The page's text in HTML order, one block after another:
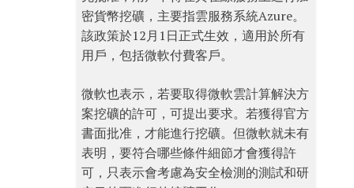
密貨幣挖礦，主要指雲服務系統Azure。
該政策於12月1日正式生效，適用於所有
用戶，包括微軟付費客戶。
微軟也表示，若要取得微軟雲計算解決方
案挖礦的許可，可提出要求。若獲得官方
書面批准，才能進行挖礦。但微軟就未有
表明，要符合哪些條件細節才會獲得許
可，只表示會考慮為安全檢測的測試和研